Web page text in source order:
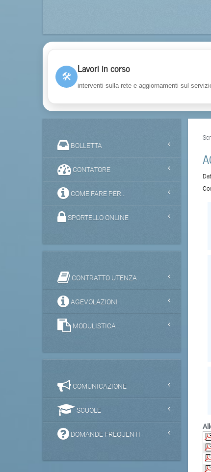
🛠
Lavori in corso
interventi sulla rete e aggiornamenti sul
BOLLETTA
CONTATORE
COME FARE PER...
SPORTELLO ONLINE
CONTRATTO UTENZA
AGEVOLAZIONI
MODULISTICA
COMUNICAZIONE
SCUOLE
DOMANDE FREQUENTI